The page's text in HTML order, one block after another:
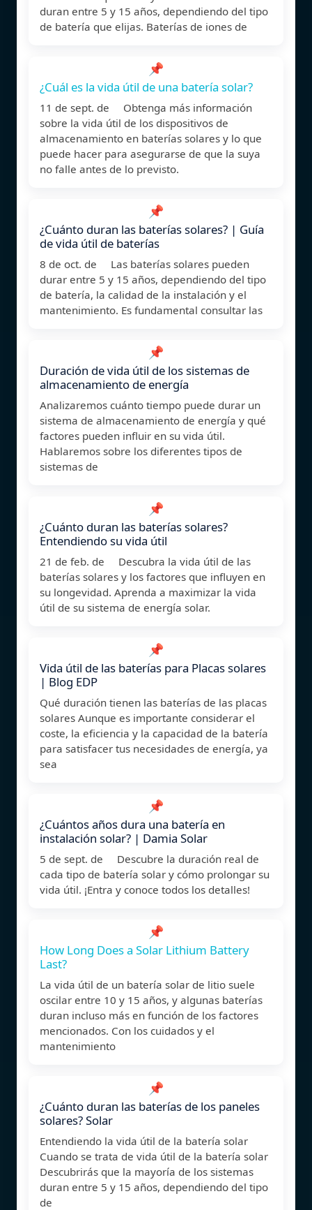
duran entre 5 y 15 años, dependiendo del tipo
de batería que elijas. Baterías de iones de
📌
¿Cuál es la vida útil de una batería solar?
11 de sept. de Obtenga más información
sobre la vida útil de los dispositivos de
almacenamiento en baterías solares y lo que
puede hacer para asegurarse de que la suya
no falle antes de lo previsto.
📌
¿Cuánto duran las baterías solares? | Guía
de vida útil de baterías
8 de oct. de Las baterías solares pueden
durar entre 5 y 15 años, dependiendo del tipo
de batería, la calidad de la instalación y el
mantenimiento. Es fundamental consultar las
📌
Duración de vida útil de los sistemas de
almacenamiento de energía
Analizaremos cuánto tiempo puede durar un
sistema de almacenamiento de energía y qué
factores pueden influir en su vida útil.
Hablaremos sobre los diferentes tipos de
sistemas de
📌
¿Cuánto duran las baterías solares?
Entendiendo su vida útil
21 de feb. de Descubra la vida útil de las
baterías solares y los factores que influyen en
su longevidad. Aprenda a maximizar la vida
útil de su sistema de energía solar.
📌
Vida útil de las baterías para Placas solares
| Blog EDP
Qué duración tienen las baterías de las placas
solares Aunque es importante considerar el
coste, la eficiencia y la capacidad de la batería
para satisfacer tus necesidades de energía, ya
sea
📌
¿Cuántos años dura una batería en
instalación solar? | Damia Solar
5 de sept. de Descubre la duración real de
cada tipo de batería solar y cómo prolongar su
vida útil. ¡Entra y conoce todos los detalles!
📌
How Long Does a Solar Lithium Battery
Last?
La vida útil de un batería solar de litio suele
oscilar entre 10 y 15 años, y algunas baterías
duran incluso más en función de los factores
mencionados. Con los cuidados y el
mantenimiento
📌
¿Cuánto duran las baterías de los paneles
solares? Solar
Entendiendo la vida útil de la batería solar
Cuando se trata de vida útil de la batería solar
Descubrirás que la mayoría de los sistemas
duran entre 5 y 15 años, dependiendo del tipo
de